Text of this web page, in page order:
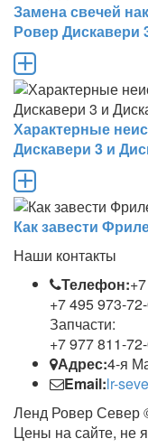
Замена свечей
Ровер Дискавери
Характерные
Дискавери 3 и
Как завести
Наши контакты
Телефон:
+7 495 973-
Запчасти:
+7 977 811-
Адрес:4-я
Email:lr-
Ленд Ровер
Цены на сайте, не